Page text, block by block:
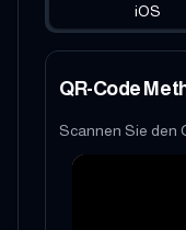
iOS
QR-Code
Scannen Sie den